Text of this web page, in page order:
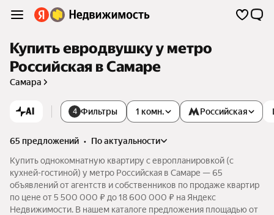
Купить евродвушку у метро
Российская в Самаре
Самара
AI 4 Фильтры 1 комн. Российская
65 предложений •
по актуальности
Купить однокомнатную квартиру с европланировкой (с
кухней-гостиной) у метро Российская в Самаре — 65
объявлений от агентств и собственников по продаже квартир
по цене от 5 500 000 ₽ до 18 600 000 ₽ на Яндекс
Недвижимости. В нашем каталоге предложения площадью от